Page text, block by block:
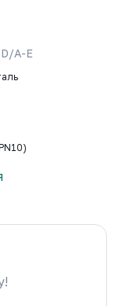
A-E